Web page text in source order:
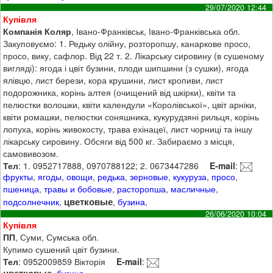
29/07/2020 12:44
Купівля
Компанія Коляр, Івано-Франківськ, Івано-Франківська обл.
Закуповуємо: 1. Редьку олійну, розторопшу, канаркове просо,
просо, вику, сафлор. Від 22 т. 2. Лікарську сировину (в сушеному
вигляді): ягода і цвіт бузини, плоди шипшини (з сушки), ягода
ялівцю, лист берези, кора крушини, лист кропиви, лист
подорожника, корінь алтея (очищений від шкірки), квіти та
пелюстки волошки, квіти календули «Королівської», цвіт арніки,
квіти ромашки, пелюстки соняшника, кукурудзяні рильця, корінь
лопуха, корінь живокосту, трава ехінацеї, лист чорниці та іншу
лікарську сировину. Обсяги від 500 кг. Забираємо з місця,
самовивозом.
Тел: 1. 0952717888, 0970788122; 2. 0673447286 E-mail:
фрукты,ягоды,овощи, редька,зерновые, кукуруза, просо,
пшеница,травы и бобовые, расторопша, масличные,
подсолнечник, цветковые,бузина,
26/06/2020 10:04
Купівля
ПП, Суми, Сумська обл.
Купимо сушений цвіт бузини.
Тел: 0952009859 Вікторія E-mail: